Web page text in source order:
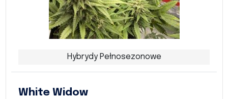
Hybrydy Pełnosezonowe
White Widow